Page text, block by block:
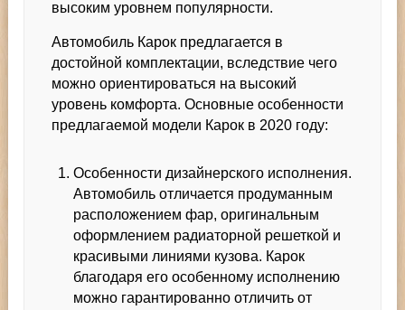
высоким уровнем популярности.
Автомобиль Карок предлагается в
достойной комплектации, вследствие чего
можно ориентироваться на высокий
уровень комфорта. Основные особенности
предлагаемой модели Карок в 2020 году:
Особенности дизайнерского исполнения.
Автомобиль отличается продуманным
расположением фар, оригинальным
оформлением радиаторной решеткой и
красивыми линиями кузова. Карок
благодаря его особенному исполнению
можно гарантированно отличить от